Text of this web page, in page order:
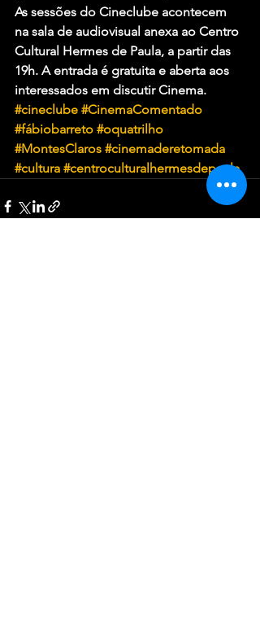
As sessões do Cineclube acontecem
na sala de audiovisual anexa ao Centro
Cultural Hermes de Paula, a partir das
19h. A entrada é gratuita e aberta aos
interessados em discutir Cinema.
#cineclube #CinemaComentado
#fábiobarreto #oquatrilho
#MontesClaros #cinemaderetomada
#cultura #centroculturalhermesdepaula